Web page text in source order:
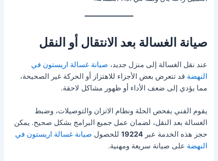
صيانة الغسالة بعد الانتقال أو النقل
عند نقل الغسالة إلى منزل جديد، صيانة غسالة اريستون في
النهضة قد تتعرض بعض الأجزاء للاهتزاز أو الحركة غير الصحيحة،
مما يؤدي إلى ضعف الأداء أو ظهور مشاكل لاحقة.
يقوم الفني بفحص الحلة ونظام الاتزان والتوصيلات، وضبط
الغسالة بعد النقل، لضمان عمل جميع البرامج بشكل صحيح. يمكن
حجز هذه الخدمة عبر19224 للحصول صيانة غسالة اريستون في
النهضة على صيانة سريعة ومهنية.